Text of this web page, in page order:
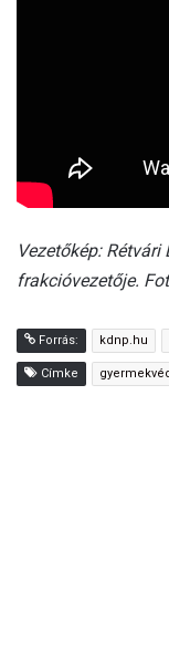
Vezetőkép:
frakcióvezetője.
Forrás: kdnp.hu
Címke